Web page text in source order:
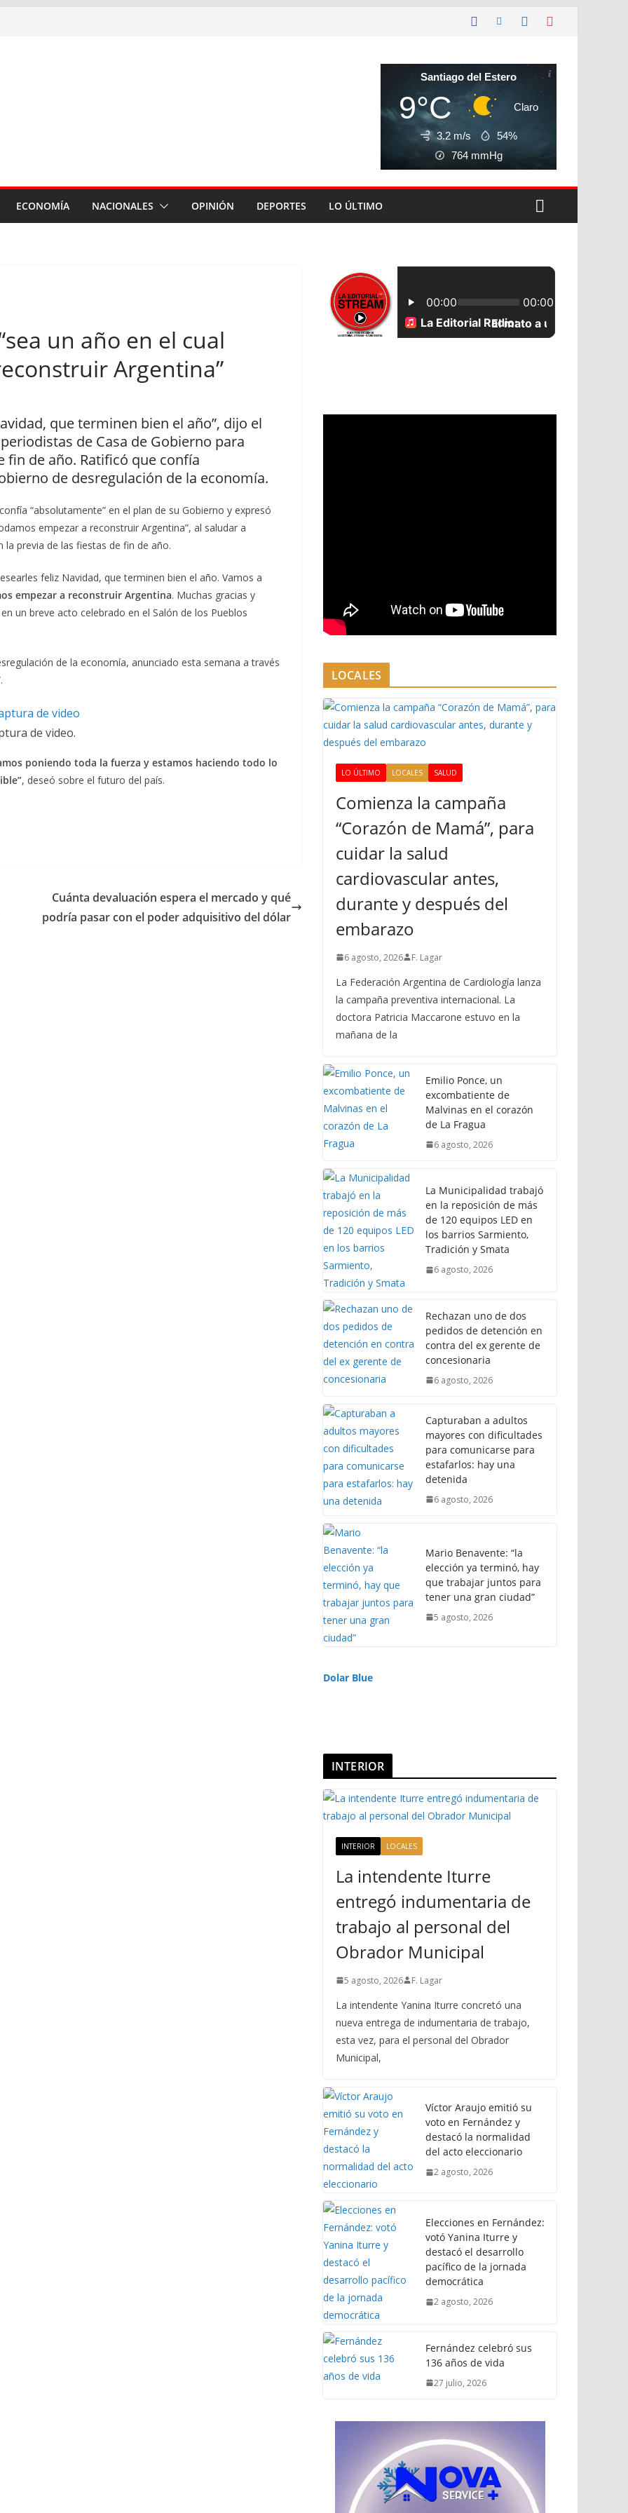
Santiago del Estero
9°C Claro
3.2 m/s
54%
764 mmHg
ECONOMÍA NACIONALES OPINIÓN DEPORTES LO ÚLTIMO
un año en el cual
Argentina”
que terminen bien el año”, dijo el
de Casa de Gobierno para
fin de año. Ratificó que confía
de desregulación de la economía.
“absolutamente” en el plan de su Gobierno y expresó
empezar a reconstruir Argentina”, al saludar a
la previa de las fiestas de fin de año.
feliz Navidad, que terminen bien el año. Vamos a
empezar a reconstruir Argentina. Muchas gracias y
un breve acto celebrado en el Salón de los Pueblos
de la economía, anunciado esta semana a través
de video.
poniendo toda la fuerza y estamos haciendo todo lo
, deseó sobre el futuro del país.
Cuánta devaluación espera el mercado y qué
podría pasar con el poder adquisitivo del dólar
LOCALES
LO ÚLTIMO LOCALES SALUD
Comienza la campaña
“Corazón de Mamá”, para
cuidar la salud
cardiovascular antes,
durante y después del
embarazo
6 agosto, 2026 F. Lagar
La Federación Argentina de Cardiología lanza
la campaña preventiva internacional. La
doctora Patricia Maccarone estuvo en la
mañana de la
Emilio Ponce, un
excombatiente de
Malvinas en el corazón
de La Fragua
6 agosto, 2026
La Municipalidad trabajó
en la reposición de más
de 120 equipos LED en
los barrios Sarmiento,
Tradición y Smata
6 agosto, 2026
Rechazan uno de dos
pedidos de detención en
contra del ex gerente de
concesionaria
6 agosto, 2026
Capturaban a adultos
mayores con dificultades
para comunicarse para
estafarlos: hay una
detenida
6 agosto, 2026
Mario Benavente: “la
elección ya terminó, hay
que trabajar juntos para
tener una gran ciudad”
5 agosto, 2026
Dolar Blue
INTERIOR
INTERIOR LOCALES
La intendente Iturre
entregó indumentaria de
trabajo al personal del
Obrador Municipal
5 agosto, 2026 F. Lagar
La intendente Yanina Iturre concretó una
nueva entrega de indumentaria de trabajo,
esta vez, para el personal del Obrador
Municipal,
Víctor Araujo emitió su
voto en Fernández y
destacó la normalidad
del acto eleccionario
2 agosto, 2026
Elecciones en Fernández:
votó Yanina Iturre y
destacó el desarrollo
pacífico de la jornada
democrática
2 agosto, 2026
Fernández celebró sus
136 años de vida
27 julio, 2026